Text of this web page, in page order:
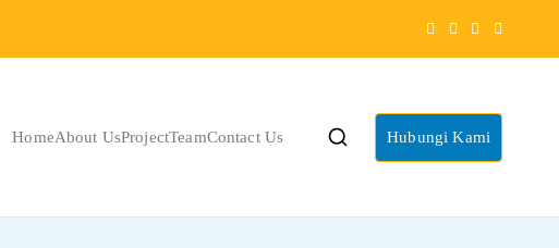
HomeAbout UsProjectTeamContact Us Hubungi Kami